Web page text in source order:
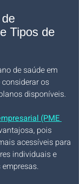
Tipos de
de saúde em
os
disponíveis.
(PME
pois
acessíveis para
individuais e